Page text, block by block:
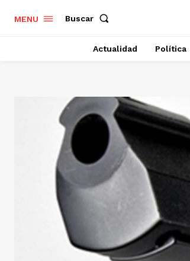
MENU Buscar
Actualidad Política